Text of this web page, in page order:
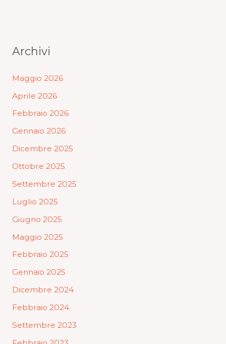
Archivi
Maggio 2026
Aprile 2026
Febbraio 2026
Gennaio 2026
Dicembre 2025
Ottobre 2025
Settembre 2025
Luglio 2025
Giugno 2025
Maggio 2025
Febbraio 2025
Gennaio 2025
Dicembre 2024
Febbraio 2024
Settembre 2023